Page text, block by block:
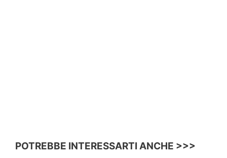
POTREBBE INTERESSARTI ANCHE >>>